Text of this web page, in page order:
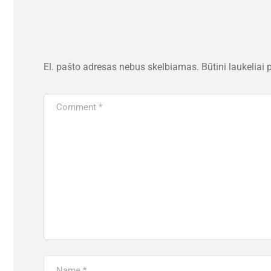
El. pašto adresas nebus skelbiamas. Būtini laukeliai